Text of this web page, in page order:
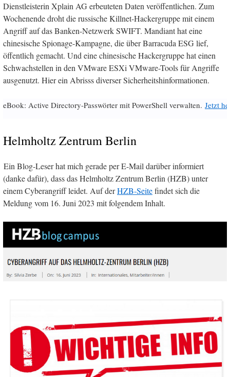
Dienstleisterin Xplain AG erbeuteten Daten veröffentlichen. Zum
Wochenende droht die russische Killnet-Hackergruppe mit einem
Angriff auf das Banken-Netzwerk SWIFT. Mandiant hat eine
chinesische Spionage-Kampagne, die über Barracuda ESG lief,
öffentlich gemacht. Und eine chinesische Hackergruppe hat einen
Schwachstellen in den VMware ESXi VMware-Tools für Angriffe
ausgenutzt. Hier ein Abrisss diverser Sicherheitshinformationen.
eBook: Active Directory-Passwörter mit PowerShell verwalten. Jetzt
Helmholtz Zentrum Berlin
Ein Blog-Leser hat mich gerade per E-Mail darüber informiert
(danke dafür), dass das Helmholtz Zentrum Berlin (HZB) unter
einem Cyberangriff leidet. Auf derHZB-Seitefindet sich die
Meldung vom 16. Juni 2023 mit folgendem Inhalt.